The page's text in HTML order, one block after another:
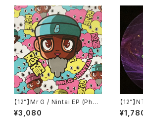
【12”】Mr G / Nintai EP (Phoe
nix G.) (PG077)
¥3,080
【12”